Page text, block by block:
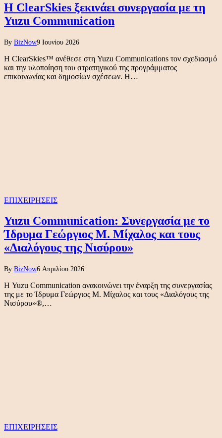
Η ClearSkies ξεκινάει συνεργασία με τη
Yuzu Communication
By BizNow9 Ιουνίου 2026
Η ClearSkies™ ανέθεσε στη Yuzu Communications τον σχεδιασμό
και την υλοποίηση του στρατηγικού της προγράμματος
επικοινωνίας και δημοσίων σχέσεων. Η…
ΕΠΙΧΕΙΡΗΣΕΙΣ
Yuzu Communication: Συνεργασία με το
Ίδρυμα Γεώργιος Μ. Μίχαλος και τους
«Διαλόγους της Νισύρου»
By BizNow6 Απριλίου 2026
Η Yuzu Communication ανακοινώνει την έναρξη της συνεργασίας
της με το Ίδρυμα Γεώργιος Μ. Μίχαλος και τους «Διαλόγους της
Νισύρου»®,…
ΕΠΙΧΕΙΡΗΣΕΙΣ